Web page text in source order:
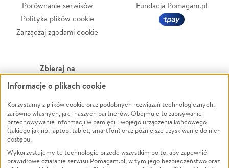
Porównanie serwisów
Polityka plików cookie
Zarządzaj zgodami cookie
Fundacja Pomagam.pl
Zbieraj na
Leczenie
Zwierzęta
Pożar
Ukraina
Pomoc Finansowa
Powódź
Wichura
NGO
Edukacja
Informacje o plikach cookie
Korzystamy z plików cookie oraz podobnych rozwiązań technologicznych,
zarówno własnych, jak i naszych partnerów. Obejmuje to zapisywanie i
przechowywanie informacji w pamięci Twojego urządzenia końcowego
(takiego jak np. laptop, tablet, smartfon) oraz późniejsze uzyskiwanie do nich
dostępu.
Wykorzystujemy te technologie przede wszystkim po to, aby zapewnić
prawidłowe działanie serwisu Pomagam.pl, w tym jego bezpieczeństwo oraz